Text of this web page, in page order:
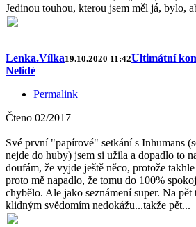
Jedinou touhou, kterou jsem měl já, bylo,
Lenka.Vílka19.10.2020 11:42Ultimátní
Nelidé
Permalink
Čteno 02/2017
Své první "papírové" setkání s Inhumans
nejde do huby) jsem si užila a dopadlo to
doufám, že vyjde ještě něco, protože
proto mě napadlo, že tomu do 100%
chybělo. Ale jako seznámení super. Na
klidným svědomím nedokážu...takže pět...